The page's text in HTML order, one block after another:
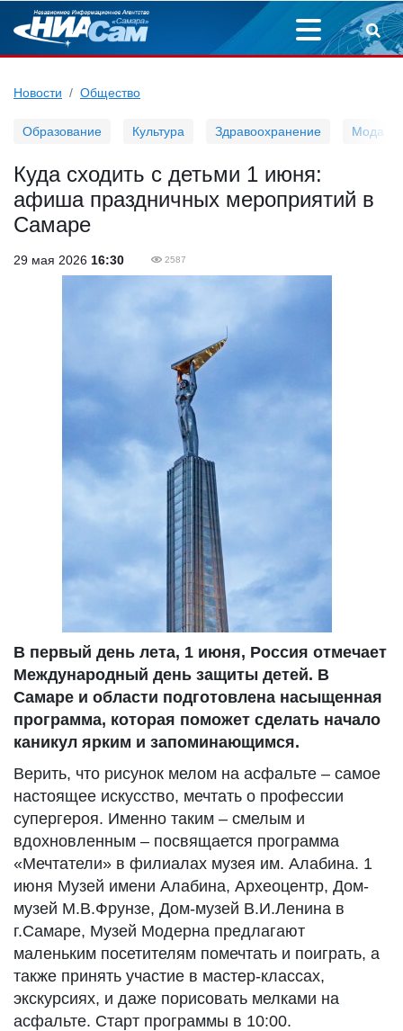
Новости Общество
Образование Культура Здравоохранение Мода
Куда сходить с детьми 1 июня:
афиша праздничных мероприятий в
Самаре
29 мая 2026 16:30 2587
В первый день лета, 1 июня, Россия отмечает
Международный день защиты детей. В
Самаре и области подготовлена насыщенная
программа, которая поможет сделать начало
каникул ярким и запоминающимся.
Верить, что рисунок мелом на асфальте – самое
настоящее искусство, мечтать о профессии
супергероя. Именно таким – смелым и
вдохновленным – посвящается программа
«Мечтатели» в филиалах музея им. Алабина. 1
июня Музей имени Алабина, Археоцентр, Дом-
музей М.В.Фрунзе, Дом-музей В.И.Ленина в
г.Самаре, Музей Модерна предлагают
маленьким посетителям помечтать и поиграть, а
также принять участие в мастер-классах,
экскурсиях, и даже порисовать мелками на
асфальте. Старт программы в 10:00.